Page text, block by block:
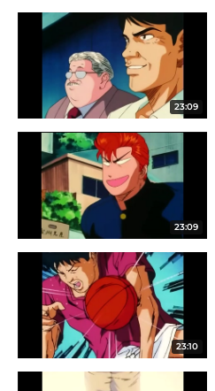
23:09
23:09
23:10